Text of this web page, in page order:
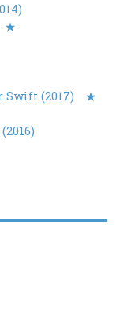
★
Swift (2017)
★